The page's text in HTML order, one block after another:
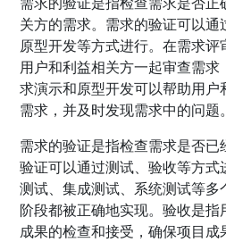
关方的需求。需求的验证可以通
原型开发等方式进行。在需求
用户和利益相关方一起审查需
求演示和原型开发可以帮助用
需求，并及时发现需求中的问题。
需求的验证是指检查需求是否
验证可以通过测试、验收等方
测试、集成测试、系统测试等
阶段都被正确地实现。验收是指
成果的检查和接受，确保项目成